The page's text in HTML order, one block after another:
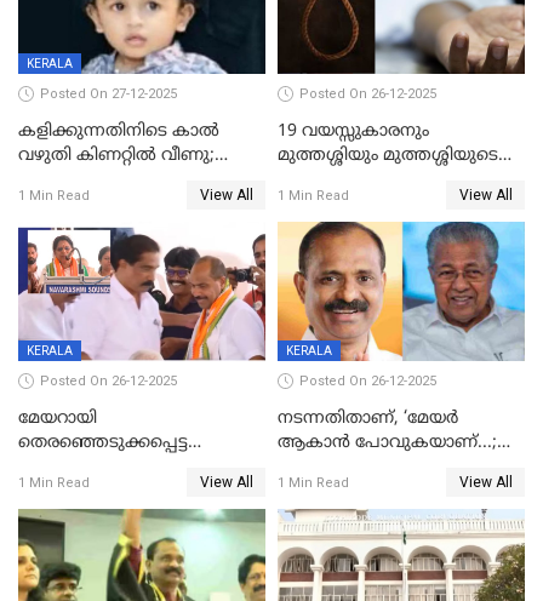
KERALA
Posted On 27-12-2025
കളിക്കുന്നതിനിടെ കാൽ
വഴുതി കിണറ്റിൽ വീണു;
ദാരുണാന്ത്യം
1 Min Read View All
Posted On 26-12-2025
19 വയസ്സുകാരനും
മുത്തശ്ശിയും മുത്തശ്ശിയുടെ
മരിച്ചനിലയിൽ
1 Min Read View All
KERALA
Posted On 26-12-2025
മേയറായി
തെരഞ്ഞെടുക്കപ്പെട്ട
ആദ്യ വോട്ട് അസാധു; കണ്ണൂർ
ഡെപ്യൂട്ടി മേയർ സ്ഥാനത്ത്
താഹിറിന് വിജയം
1 Min Read View All
KERALA
Posted On 26-12-2025
നടന്നതിതാണ്, ‘മേയർ
ആകാൻ പോവുകയാണ്...;
മുഖ്യമന്ത്രിയുടെ ഓഫീസ്
തന്നെ വിശദീകരിയ്ക്കുന്നു;
സത്യമിതാണ്
1 Min Read View All